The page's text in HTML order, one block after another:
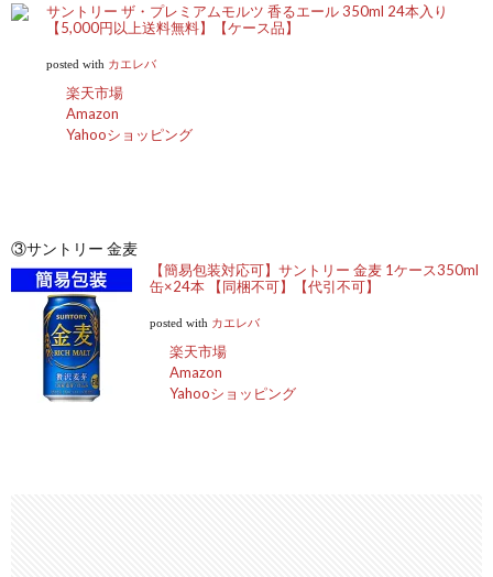
サントリー ザ・プレミアムモルツ 香るエール 350ml 24本入り
【5,000円以上送料無料】【ケース品】
posted with カエレバ
楽天市場
Amazon
Yahooショッピング
③サントリー 金麦
【簡易包装対応可】サントリー 金麦 1ケース350ml
缶×24本 【同梱不可】【代引不可】
posted with カエレバ
楽天市場
Amazon
Yahooショッピング